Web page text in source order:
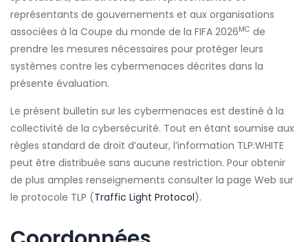
représentants de gouvernements et aux organisations
associées à la Coupe du monde de la FIFA 2026MC de
prendre les mesures nécessaires pour protéger leurs
systèmes contre les cybermenaces décrites dans la
présente évaluation.
Le présent bulletin sur les cybermenaces est destiné à la
collectivité de la cybersécurité. Tout en étant soumise aux
règles standard de droit d’auteur, l’information TLP:WHITE
peut être distribuée sans aucune restriction. Pour obtenir
de plus amples renseignements consulter la page Web sur
le protocole TLP (Traffic Light Protocol).